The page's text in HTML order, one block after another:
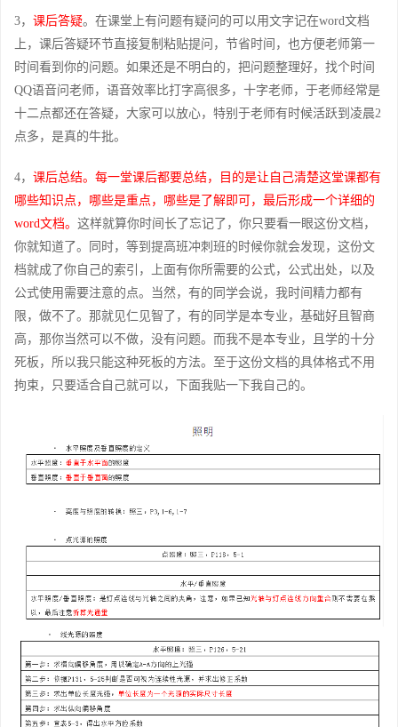
3， 课后答疑。在课堂上有问题有疑问的可以用文字记在word文档
上，课后答疑环节直接复制粘贴提问，节省时间，也方便老师第一
时间看到你的问题。如果还是不明白的，把问题整理好，找个时间
QQ语音问老师，语音效率比打字高很多，十字老师，于老师经常是
十二点都还在答疑，大家可以放心，特别于老师有时候活跃到凌晨2
点多，是真的牛批。
4， 课后总结。每一堂课后都要总结，目的是让自己清楚这堂课都有
哪些知识点，哪些是重点，哪些是了解即可，最后形成一个详细的
word文档。 这样就算你时间长了忘记了，你只要看一眼这份文档，
你就知道了。同时，等到提高班冲刺班的时候你就会发现，这份文
档就成了你自己的索引，上面有你所需要的公式，公式出处，以及
公式使用需要注意的点。当然，有的同学会说，我时间精力都有
限，做不了。那就见仁见智了，有的同学是本专业，基础好且智商
高，那你当然可以不做，没有问题。而我不是本专业，且学的十分
死板，所以我只能这种死板的方法。至于这份文档的具体格式不用
拘束，只要适合自己就可以，下面我贴一下我自己的。